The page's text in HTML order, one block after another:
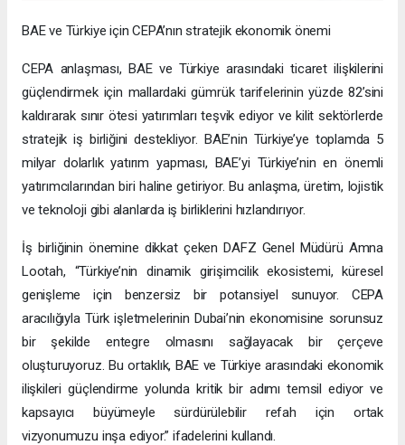
BAE ve Türkiye için CEPA’nın stratejik ekonomik önemi
CEPA anlaşması, BAE ve Türkiye arasındaki ticaret ilişkilerini
güçlendirmek için mallardaki gümrük tarifelerinin yüzde 82’sini
kaldırarak sınır ötesi yatırımları teşvik ediyor ve kilit sektörlerde
stratejik iş birliğini destekliyor. BAE’nin Türkiye’ye toplamda 5
milyar dolarlık yatırım yapması, BAE’yi Türkiye’nin en önemli
yatırımcılarından biri haline getiriyor. Bu anlaşma, üretim, lojistik
ve teknoloji gibi alanlarda iş birliklerini hızlandırıyor.
İş birliğinin önemine dikkat çeken DAFZ Genel Müdürü Amna
Lootah, “Türkiye’nin dinamik girişimcilik ekosistemi, küresel
genişleme için benzersiz bir potansiyel sunuyor. CEPA
aracılığıyla Türk işletmelerinin Dubai’nin ekonomisine sorunsuz
bir şekilde entegre olmasını sağlayacak bir çerçeve
oluşturuyoruz. Bu ortaklık, BAE ve Türkiye arasındaki ekonomik
ilişkileri güçlendirme yolunda kritik bir adımı temsil ediyor ve
kapsayıcı büyümeyle sürdürülebilir refah için ortak
vizyonumuzu inşa ediyor.” ifadelerini kullandı.